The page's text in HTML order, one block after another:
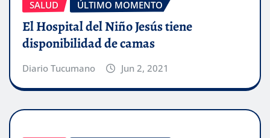
SALUD ÚLTIMO MOMENTO
El Hospital del Niño Jesús tiene
disponibilidad de camas
Diario Tucumano Jun 2, 2021